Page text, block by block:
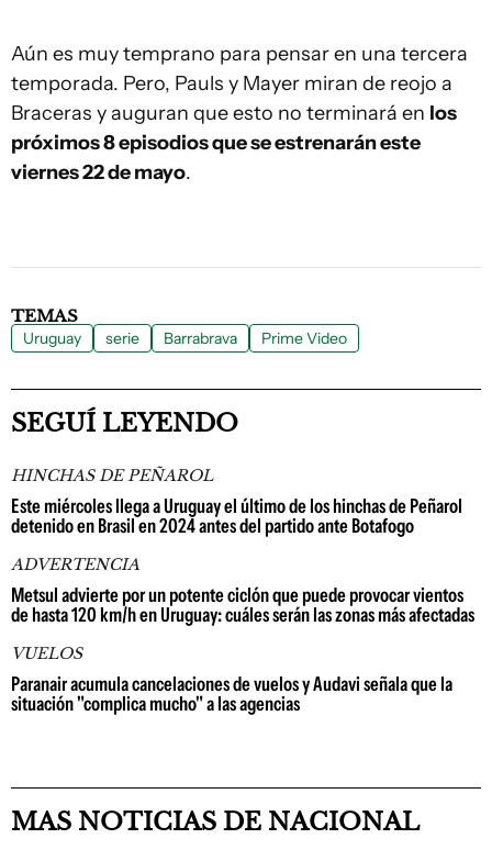
Aún es muy temprano para pensar en una tercera
temporada. Pero, Pauls y Mayer miran de reojo a
Braceras y auguran que esto no terminará en los
próximos 8 episodios que se estrenarán este
viernes 22 de mayo.
TEMAS
Uruguay serie Barrabrava Prime Video
SEGUÍ LEYENDO
HINCHAS DE PEÑAROL
Este miércoles llega a Uruguay el último de los hinchas de Peñarol
detenido en Brasil en 2024 antes del partido ante Botafogo
ADVERTENCIA
Metsul advierte por un potente ciclón que puede provocar vientos
de hasta 120 km/h en Uruguay: cuáles serán las zonas más afectadas
VUELOS
Paranair acumula cancelaciones de vuelos y Audavi señala que la
situación "complica mucho" a las agencias
MAS NOTICIAS DE NACIONAL